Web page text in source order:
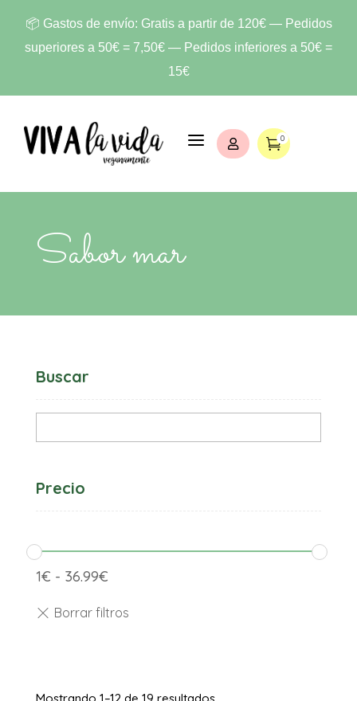
📦 Gastos de envío: Gratis a partir de 120€ — Pedidos
superiores a 50€ = 7,50€ — Pedidos inferiores a 50€ =
15€
a  0
Sabor mar
Buscar
Precio
1€ - 36.99€
Mostrando 1–12 de 19 resultados